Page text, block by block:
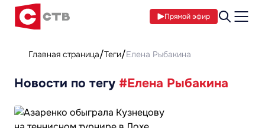
Прямой эфир
Главная страница Теги Елена Рыбакина
Новости по тегу #Елена Рыбакина